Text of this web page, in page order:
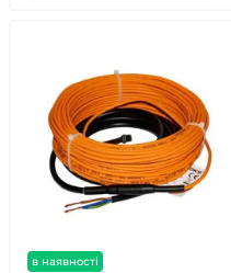
в наявності